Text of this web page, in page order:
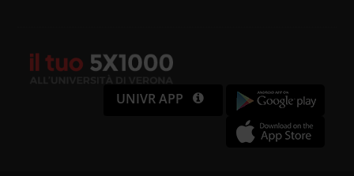
UNIVR APP